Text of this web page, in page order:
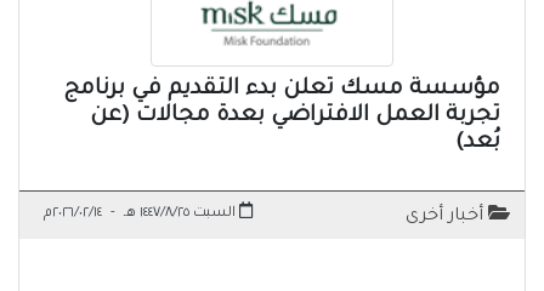
مؤسسة مسك تعلن بدء التقديم في برنامج
تجربة العمل الافتراضي بعدة مجالات (عن
بُعد)
أخبار أخرى السبت ١٤٤٧/٨/٢٥ هـ - ٢٠٢٦/٠٢/١٤م